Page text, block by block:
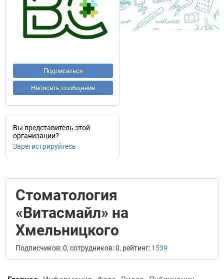
Подписаться
Написать сообщение
Вы представитель этой
организации?
Зарегистрируйтесь
Стоматология
«Витасмайл» на
Хмельницкого
Подписчиков: 0, сотрудников: 0, рейтинг: 1539